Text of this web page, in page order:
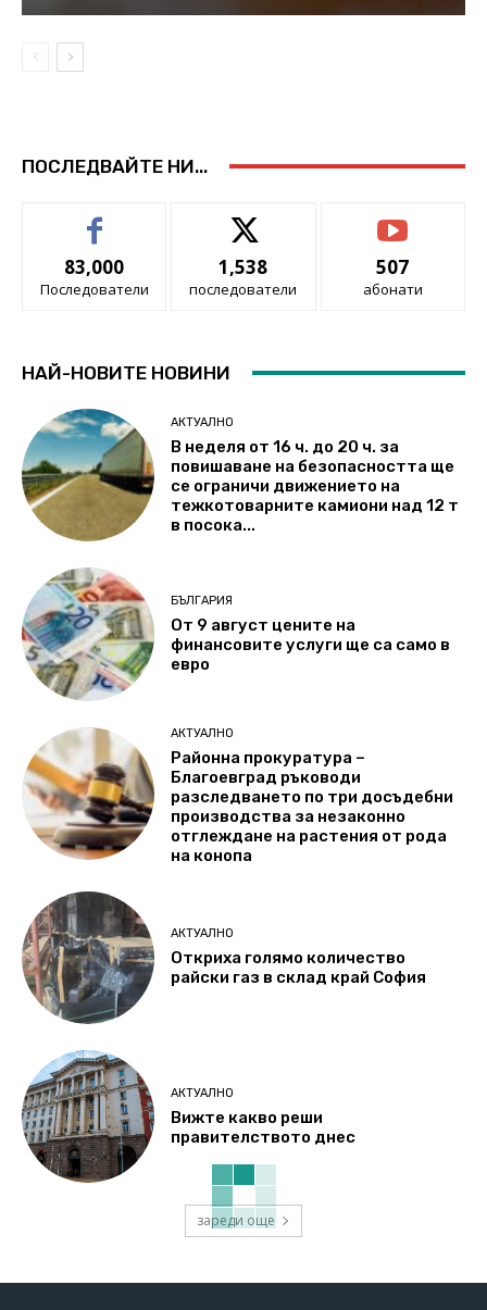
ПОСЛЕДВАЙТЕ НИ...
83,000
Последователи
1,538
последователи
507
абонати
НАЙ-НОВИТЕ НОВИНИ
АКТУАЛНО
В неделя от 16 ч. до 20 ч. за
повишаване на безопасността ще
се ограничи движението на
тежкотоварните камиони над 12 т
в посока...
БЪЛГАРИЯ
От 9 август цените на
финансовите услуги ще са само в
евро
АКТУАЛНО
Районна прокуратура –
Благоевград ръководи
разследването по три досъдебни
производства за незаконно
отглеждане на растения от рода
на конопа
АКТУАЛНО
Откриха голямо количество
райски газ в склад край София
АКТУАЛНО
Вижте какво реши
правителството днес
зареди още